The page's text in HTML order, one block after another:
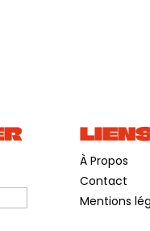
À Propos
Contact
Mentions